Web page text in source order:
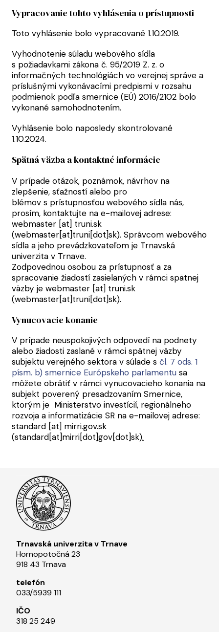
Vypracovanie tohto vyhlásenia o prístupnosti
Toto vyhlásenie bolo vypracované 1.10.2019.
Vyhodnotenie súladu webového sídla
s požiadavkami zákona č. 95/2019 Z. z. o
informačných technológiách vo verejnej správe a
príslušnými vykonávacími predpismi v rozsahu
podmienok podľa smernice (EÚ) 2016/2102 bolo
vykonané samohodnotením.
Vyhlásenie bolo naposledy skontrolované
1.10.2024.
Spätná väzba a kontaktné informácie
V prípade otázok, poznámok, návrhov na
zlepšenie, sťažností alebo pro
blémov s prístupnosťou webového sídla nás,
prosím, kontaktujte na e-mailovej adrese:
webmaster [at] truni.sk
(webmaster[at]truni[dot]sk). Správcom webového
sídla a jeho prevádzkovateľom je Trnavská
univerzita v Trnave.
Zodpovednou osobou za prístupnosť a za
spracovanie žiadostí zasielaných v rámci spätnej
väzby je webmaster [at] truni.sk
(webmaster[at]truni[dot]sk).
Vynucovacie konanie
V prípade neuspokojivých odpovedí na podnety
alebo žiadosti zaslané v rámci spätnej väzby
subjektu verejného sektora v súlade s čl. 7 ods. 1
písm. b) smernice Európskeho parlamentu sa
môžete obrátiť v rámci vynucovacieho konania na
subjekt poverený presadzovaním Smernice,
ktorým je Ministerstvo investícií, regionálneho
rozvoja a informatizácie SR na e-mailovej adrese:
standard [at] mirri.gov.sk
(standard[at]mirri[dot]gov[dot]sk).
Trnavská univerzita v Trnave
Hornopotočná 23
918 43 Trnava
telefón
033/5939 111​
IČO
318 25 249